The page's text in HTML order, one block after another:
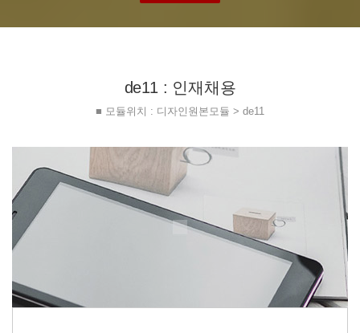
de11 : 인재채용
■ 모듈위치 : 디자인원본모듈 > de11